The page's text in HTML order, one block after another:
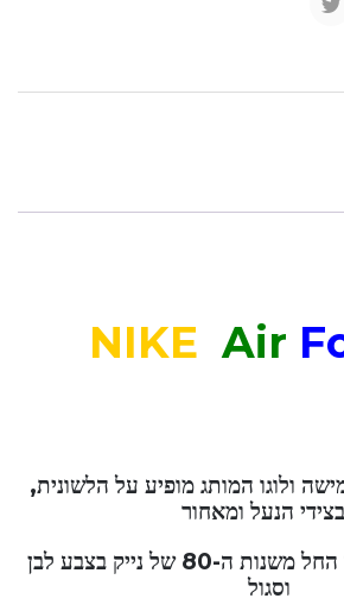
NIKE Air
ולוגו המותג מופיע על הלשונית,
הנעל ומאחור
מדובר בדגם קלאסי החל משנות ה-80 של נייק בצבע לבן
וסגול